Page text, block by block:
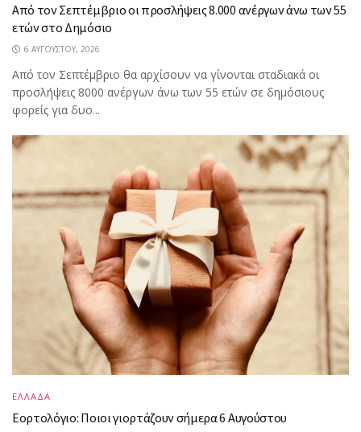
Από τον Σεπτέμβριο οι προσλήψεις 8.000 ανέργων άνω των 55
ετών στο Δημόσιο
6 ΑΥΓΟΎΣΤΟΥ, 2026
Από τον Σεπτέμβριο θα αρχίσουν να γίνονται σταδιακά οι
προσλήψεις 8000 ανέργων άνω των 55 ετών σε δημόσιους
φορείς για δυο...
ΕΛΛΑΔΑ
Εορτολόγιο: Ποιοι γιορτάζουν σήμερα 6 Αυγούστου